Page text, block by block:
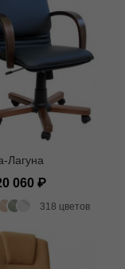
Лагуна
060
318 цветов